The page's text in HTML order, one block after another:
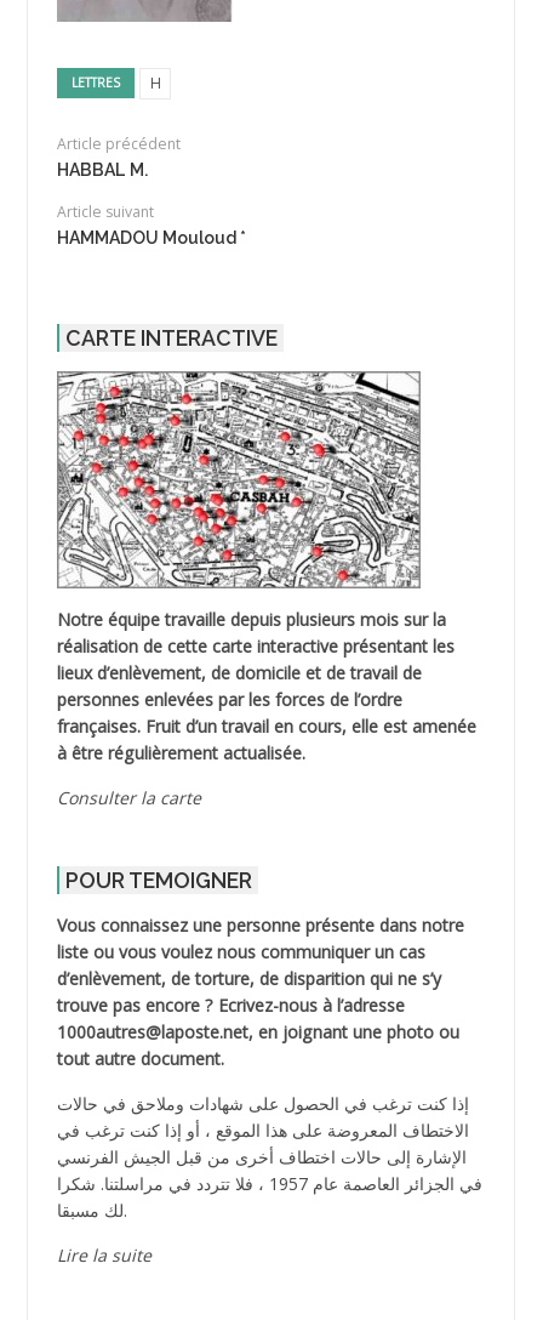
LETTRES H
Article précédent
HABBAL M.
Article suivant
HAMMADOU Mouloud *
CARTE INTERACTIVE
Notre équipe travaille depuis plusieurs mois sur la
réalisation de cette carte interactive présentant les
lieux d’enlèvement, de domicile et de travail de
personnes enlevées par les forces de l’ordre
françaises. Fruit d’un travail en cours, elle est amenée
à être régulièrement actualisée.
Consulter la carte
POUR TEMOIGNER
Vous connaissez une personne présente dans notre
liste ou vous voulez nous communiquer un cas
d’enlèvement, de torture, de disparition qui ne s’y
trouve pas encore ? Ecrivez-nous à l’adresse
1000autres@laposte.net, en joignant une photo ou
tout autre document.
إذا كنت ترغب في الحصول على شهادات وملاحق في حالات
الاختطاف المعروضة على هذا الموقع ، أو إذا كنت ترغب في
الإشارة إلى حالات اختطاف أخرى من قبل الجيش الفرنسي
في الجزائر العاصمة عام 1957 ، فلا تتردد في مراسلتنا. شكرا
لك مسبقا.
Lire la suite